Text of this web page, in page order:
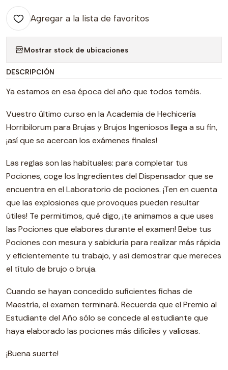
Agregar a la lista de favoritos
Mostrar stock de ubicaciones
DESCRIPCIÓN
Ya estamos en esa época del año que todos teméis.
Vuestro último curso en la Academia de Hechicería
Horribilorum para Brujas y Brujos Ingeniosos llega a su fin,
¡así que se acercan los exámenes finales!
Las reglas son las habituales: para completar tus
Pociones, coge los Ingredientes del Dispensador que se
encuentra en el Laboratorio de pociones. ¡Ten en cuenta
que las explosiones que provoques pueden resultar
útiles! Te permitimos, qué digo, ¡te animamos a que uses
las Pociones que elabores durante el examen! Bebe tus
Pociones con mesura y sabiduría para realizar más rápida
y eficientemente tu trabajo, y así demostrar que mereces
el título de brujo o bruja.
Cuando se hayan concedido suficientes fichas de
Maestría, el examen terminará. Recuerda que el Premio al
Estudiante del Año sólo se concede al estudiante que
haya elaborado las pociones más difíciles y valiosas.
¡Buena suerte!